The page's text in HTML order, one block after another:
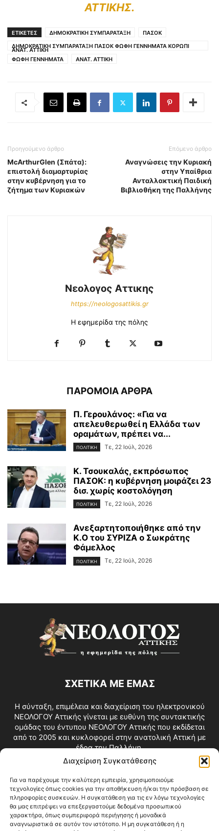
Διαχείριση Συγκατάθεσης
Για να παρέχουμε την καλύτερη εμπειρία, χρησιμοποιούμε
τεχνολογίες όπως cookies για την αποθήκευση ή/και την πρόσβαση σε
πληροφορίες συσκευών. Η συγκατάθεση για τις εν λόγω τεχνολογίες
θα μας επιτρέψει να επεξεργαστούμε δεδομένα προσωπικού
χαρακτήρα, όπως συμπεριφορά περιήγησης ή μοναδικά
αναγνωριστικά σε αυτόν τον ιστότοπο. Η μη συγκατάθεση ή η
ΑΤΤΙΚΉΣ.
ΕΤΙΚΕΤΕΣ ΔΗΜΟΚΡΑΤΙΚΗ ΣΥΜΠΑΡΑΤΑΞΗ
ΠΑΣΟΚ
ΔΗΜΟΚΡΑΤΙΚΗ ΣΥΜΠΑΡΑΤΑΞΗ ΠΑΣΟΚ ΦΩΦΗ ΓΕΝΝΗΜΑΤΑ ΚΟΡΩΠΙ
ΑΝΑΤ. ΑΤΤΙΚΗ
ΦΩΦΗ ΓΕΝΝΗΜΑΤΑ
ΑΝΑΤ. ΑΤΤΙΚΗ
Προηγούμενο άρθρο
McArthurGlen (Σπάτα):
επιστολή διαμαρτυρίας
στην κυβέρνηση για το
ζήτημα των Κυριακών
Επόμενο άρθρο
Αναγνώσεις την Κυριακή
στην Υπαίθρια
Ανταλλακτική Παιδική
Βιβλιοθήκη της Παλλήνης
Νεολογος Αττικης
https://neologosattikis.gr
Η εφημερίδα της πόλης
ΠΑΡΟΜΟΙΑ ΑΡΘΡΑ
Π. Γερουλάνος: «Για να
απελευθερωθεί η Ελλάδα των
οραμάτων, πρέπει να...
ΠΟΛΙΤΙΚΗ Τε, 22 Ιούλ, 2026
Κ. Τσουκαλάς, εκπρόσωπος
ΠΑΣΟΚ: η κυβέρνηση μοιράζει 23
δισ. χωρίς κοστολόγηση
ΠΟΛΙΤΙΚΗ Τε, 22 Ιούλ, 2026
Ανεξαρτητοποιήθηκε από την
Κ.Ο του ΣΥΡΙΖΑ ο Σωκράτης
Φάμελλος
ΠΟΛΙΤΙΚΗ Τε, 22 Ιούλ, 2026
ΣΧΕΤΙΚΑ ΜΕ ΕΜΑΣ
Η σύνταξη, επιμέλεια και διαχείριση του ηλεκτρονικού
ΝΕΟΛΟΓΟΥ Αττικής γίνεται με ευθύνη της συντακτικής
ομάδας του έντυπου ΝΕΟΛΟΓΟΥ Αττικής που εκδίδεται
από το 2005 και κυκλοφορεί στην ανατολική Αττική με
έδρα την Παλλήνη.
Επικοινωνία:info@neologosattikis.gr
ΑΚΟΛΟΥΘΗΣΕ ΜΑΣ